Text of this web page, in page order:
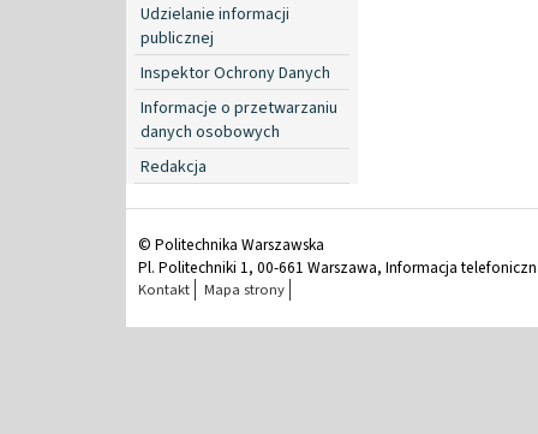
Udzielanie informacji
publicznej
Inspektor Ochrony Danych
Informacje o przetwarzaniu
danych osobowych
Redakcja
© Politechnika Warszawska
Pl. Politechniki 1, 00-661 Warszawa, Informacja
Kontakt Mapa strony